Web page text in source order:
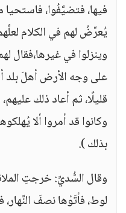
فيها، فتضيَّفُوا،
يُعرِّضُ لهم في الكلام
وينزلوا في غيرها،فقال
على وجه الأرض أهلَ
قليلًا، ثم أعاد ذلك
وكانوا قد أمروا ألا
بذلك ).
وقال السُّديِّ: خرجتِ
لوط، فأتَوْها نصفَ النَّهار،